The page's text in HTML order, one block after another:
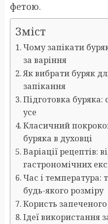
фетою.
Зміст
Чому запікати
за варіння
Як вибрати буряк
запікання
Підготовка буряка:
усе
Класичний
буряка в духовці
Варіації рецептів:
гастрономічних
Час і температура:
будь-якого розміру
Користь
Ідеї використання